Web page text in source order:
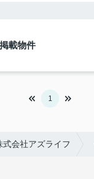
載物件
1
会社アズライフ